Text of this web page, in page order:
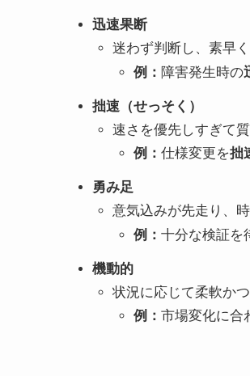
迅速果断
迷わず判断し、素早
例： 障害発生時の
拙速（せっそく）
速さを優先しすぎて
例： 仕様変更を拙
勇み足
意気込みが先走り、
例： 十分な検証を
機動的
状況に応じて柔軟か
例： 市場変化に合